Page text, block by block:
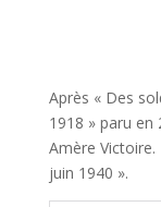
Après « Des
1918 » paru
Amère
juin 1940 ».